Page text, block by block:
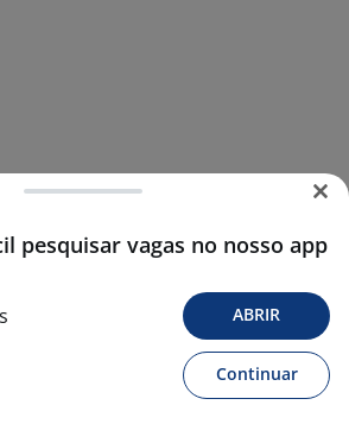
pesquisar vagas no nosso app
ABRIR
Continuar